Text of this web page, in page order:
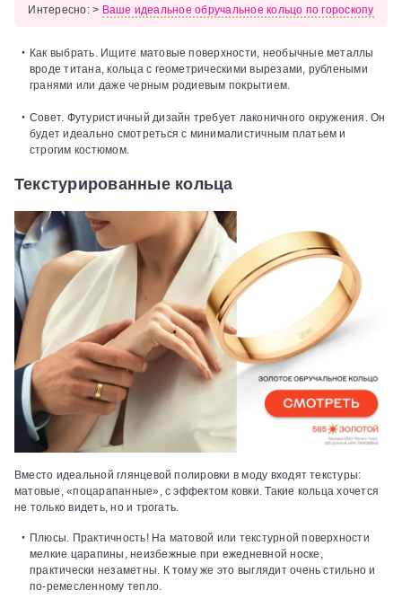
Интересно:> Ваше идеальное обручальное кольцо по гороскопу
Как выбрать. Ищите матовые поверхности, необычные металлы
вроде титана, кольца с геометрическими вырезами, рублеными
гранями или даже черным родиевым покрытием.
Совет. Футуристичный дизайн требует лаконичного окружения. Он
будет идеально смотреться с минималистичным платьем и
строгим костюмом.
Текстурированные кольца
Вместо идеальной глянцевой полировки в моду входят текстуры:
матовые, «поцарапанные», с эффектом ковки. Такие кольца хочется
не только видеть, но и трогать.
Плюсы. Практичность! На матовой или текстурной поверхности
мелкие царапины, неизбежные при ежедневной носке,
практически незаметны. К тому же это выглядит очень стильно и
по-ремесленному тепло.